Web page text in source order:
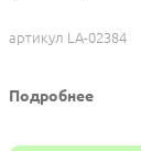
артикул LA-02384
Подробнее